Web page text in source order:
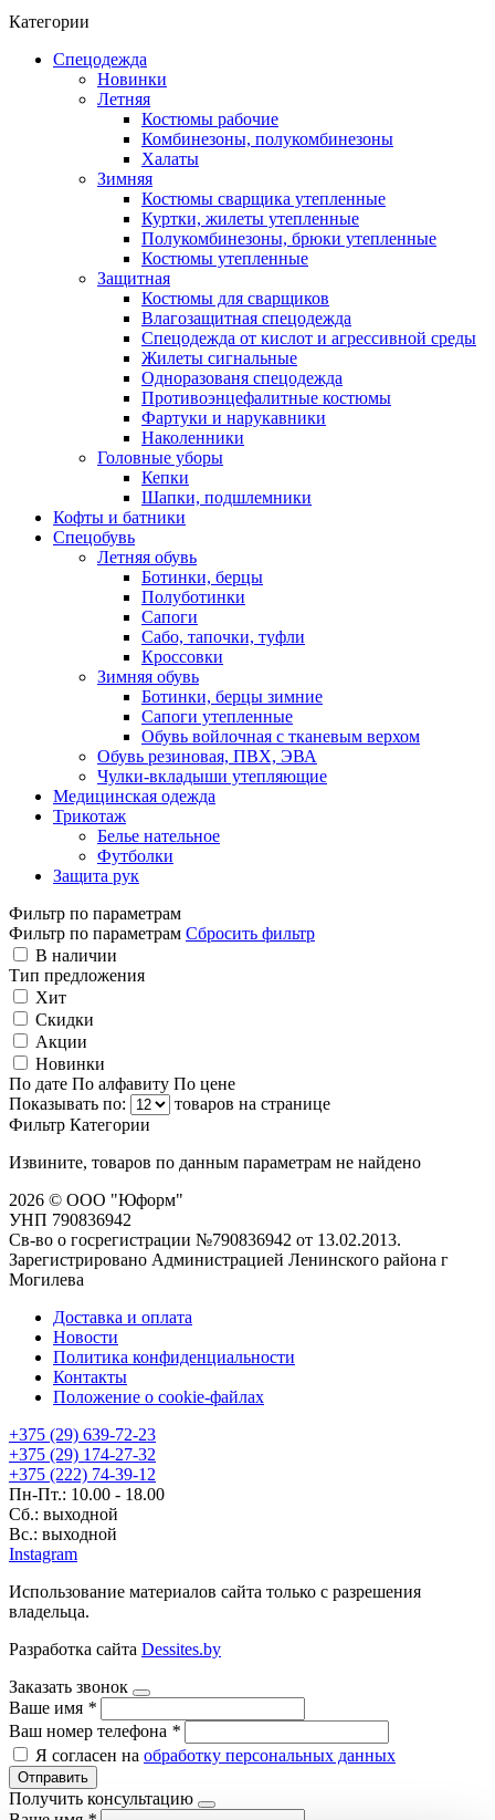
Категории
Спецодежда
Новинки
Летняя
Костюмы рабочие
Комбинезоны, полукомбинезоны
Халаты
Зимняя
Костюмы сварщика утепленные
Куртки, жилеты утепленные
Полукомбинезоны, брюки утепленные
Костюмы утепленные
Защитная
Костюмы для сварщиков
Влагозащитная спецодежда
Спецодежда от кислот и агрессивной среды
Жилеты сигнальные
Одноразованя спецодежда
Противоэнцефалитные костюмы
Фартуки и нарукавники
Наколенники
Головные уборы
Кепки
Шапки, подшлемники
Кофты и батники
Спецобувь
Летняя обувь
Ботинки, берцы
Полуботинки
Сапоги
Сабо, тапочки, туфли
Кроссовки
Зимняя обувь
Ботинки, берцы зимние
Сапоги утепленные
Обувь войлочная с тканевым верхом
Обувь резиновая, ПВХ, ЭВА
Чулки-вкладыши утепляющие
Медицинская одежда
Трикотаж
Белье нательное
Футболки
Защита рук
Фильтр по параметрам
Фильтр по параметрам Сбросить фильтр
В наличии
Тип предложения
Хит
Скидки
Акции
Новинки
По дате По алфавиту По цене
Показывать по:
товаров на странице
Фильтр Категории
Извините, товаров по данным параметрам не найдено
2026 © ООО "Юформ"
УНП 790836942
Св-во о госрегистрации №790836942 от 13.02.2013.
Зарегистрировано Администрацией Ленинского района г
Могилева
Доставка и оплата
Новости
Политика конфиденциальности
Контакты
Положение о cookie-файлах
+375 (29) 639-72-23
+375 (29) 174-27-32
+375 (222) 74-39-12
Пн-Пт.: 10.00 - 18.00
Сб.: выходной
Вс.: выходной
Instagram
Использование материалов сайта только с разрешения
владельца.
Разработка сайта Dessites.by
Заказать звонок
Ваше имя *
Ваш номер телефона *
Я согласен на обработку персональных данных
Отправить
Получить консультацию